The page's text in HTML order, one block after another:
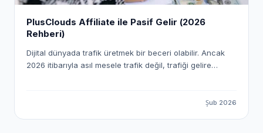
PlusClouds Affiliate ile Pasif Gelir (2026
Rehberi)
Dijital dünyada trafik üretmek bir beceri olabilir. Ancak
2026 itibarıyla asıl mesele trafik değil, trafiği gelire
komisyonlu ürün satma dönemi kapandı. Gerçek kazanç;
Şub 2026